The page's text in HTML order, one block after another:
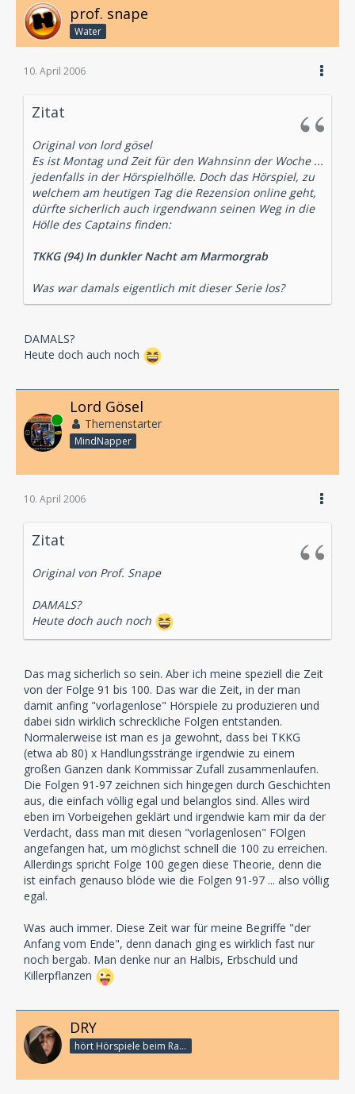
prof. snape
Water
10. April 2006
Zitat
Original von lord gösel
Es ist Montag und Zeit für den Wahnsinn der Woche ...
jedenfalls in der Hörspielhölle. Doch das Hörspiel, zu
welchem am heutigen Tag die Rezension online geht,
dürfte sicherlich auch irgendwann seinen Weg in die
Hölle des Captains finden:
TKKG (94) In dunkler Nacht am Marmorgrab
Was war damals eigentlich mit dieser Serie los?
DAMALS?
Heute doch auch noch
Online
Lord Gösel
Themenstarter
MindNapper
10. April 2006
Zitat
Original von Prof. Snape
DAMALS?
Heute doch auch noch
Das mag sicherlich so sein. Aber ich meine speziell die Zeit
von der Folge 91 bis 100. Das war die Zeit, in der man
damit anfing "vorlagenlose" Hörspiele zu produzieren und
dabei sidn wirklich schreckliche Folgen entstanden.
Normalerweise ist man es ja gewohnt, dass bei TKKG
(etwa ab 80) x Handlungsstränge irgendwie zu einem
großen Ganzen dank Kommissar Zufall zusammenlaufen.
Die Folgen 91-97 zeichnen sich hingegen durch Geschichten
aus, die einfach völlig egal und belanglos sind. Alles wird
eben im Vorbeigehen geklärt und irgendwie kam mir da der
Verdacht, dass man mit diesen "vorlagenlosen" FOlgen
angefangen hat, um möglichst schnell die 100 zu erreichen.
Allerdings spricht Folge 100 gegen diese Theorie, denn die
ist einfach genauso blöde wie die Folgen 91-97 ... also völlig
egal.
Was auch immer. Diese Zeit war für meine Begriffe "der
Anfang vom Ende", denn danach ging es wirklich fast nur
noch bergab. Man denke nur an Halbis, Erbschuld und
Killerpflanzen
DRY
hört Hörspiele beim Rasenmähen